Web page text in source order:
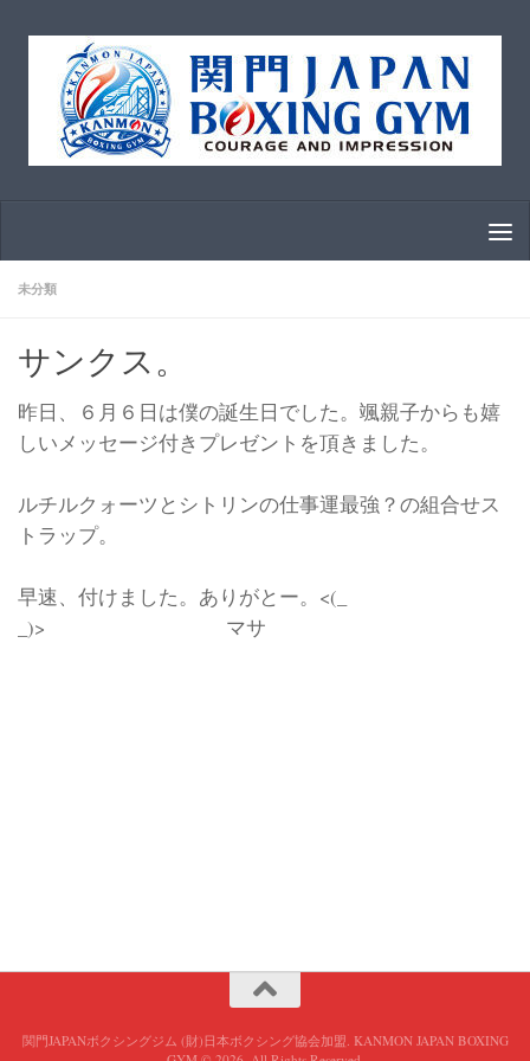
コンテンツへスキップ
未分類
サンクス。
昨日、６月６日は僕の誕生日でした。颯親子からも嬉
しいメッセージ付きプレゼントを頂きました。
ルチルクォーツとシトリンの仕事運最強？の組合せス
トラップ。
早速、付けました。ありがとー。<(_
_)> マサ
関門JAPANボクシングジム (財)日本ボクシング協会加盟. KANMON JAPAN BOXING